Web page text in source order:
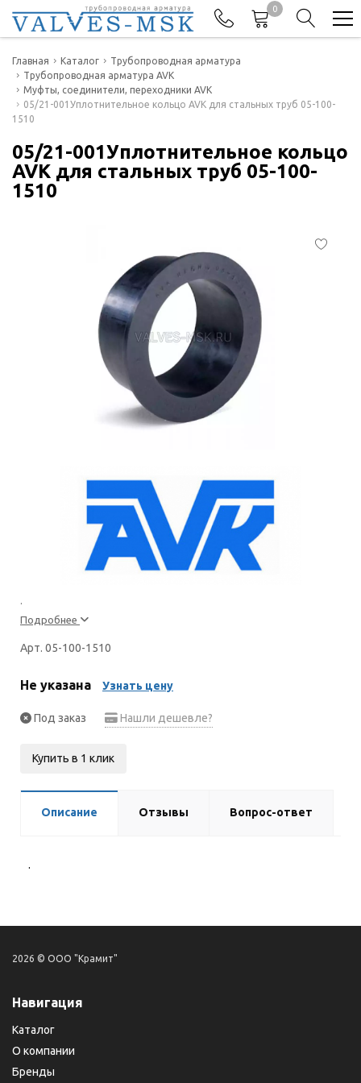
0
Телефоны
+7(977) 474-62-50
Отдел продаж
Главная Каталог
Трубопроводная арматура
Трубопроводная арматура AVK
Муфты, соединители, переходники AVK
05/21-001Уплотнительное кольцо AVK для стальных труб 05-100-
1510
05/21-001Уплотнительное кольцо
AVK для стальных труб 05-100-
1510
.
Подробнее
Арт. 05-100-1510
Не указана Узнать цену
Под заказ Нашли дешевле?
Купить в 1 клик
Описание Отзывы Вопрос-ответ
.
2026 © ООО "Крамит"
Навигация
Каталог
О компании
Бренды